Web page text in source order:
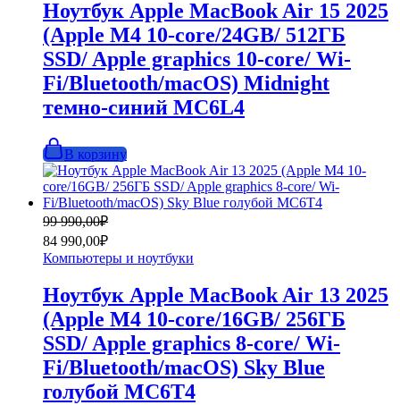
Ноутбук Apple MacBook Air 15 2025
(Apple M4 10-core/24GB/ 512ГБ
SSD/ Apple graphics 10-core/ Wi-
Fi/Bluetooth/macOS) Midnight
темно-синий MC6L4
В корзину
99 990,00₽
Первоначальная
цена
составляла
99
990,00₽.
84 990,00₽
Текущая
цена:
84
990,00₽.
Компьютеры и ноутбуки
Ноутбук Apple MacBook Air 13 2025
(Apple M4 10-core/16GB/ 256ГБ
SSD/ Apple graphics 8-core/ Wi-
Fi/Bluetooth/macOS) Sky Blue
голубой MC6T4